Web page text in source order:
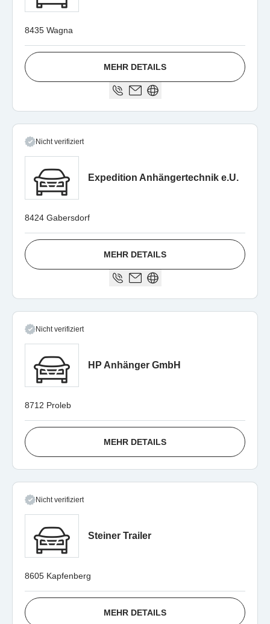
8435 Wagna
MEHR DETAILS
Nicht verifiziert
Expedition Anhängertechnik e.U.
8424 Gabersdorf
MEHR DETAILS
Nicht verifiziert
HP Anhänger GmbH
8712 Proleb
MEHR DETAILS
Nicht verifiziert
Steiner Trailer
8605 Kapfenberg
MEHR DETAILS